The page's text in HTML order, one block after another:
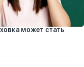
мошенники на
может стать